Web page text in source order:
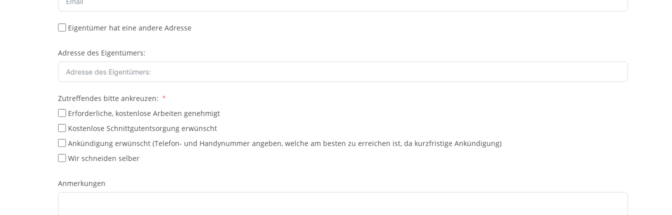
Eigentümer hat eine andere Adresse
Adresse des Eigentümers:
Zutreffendes bitte ankreuzen:
Erforderliche, kostenlose Arbeiten genehmigt
Kostenlose Schnittgutentsorgung erwünscht
Ankündigung erwünscht (Telefon- und Handynummer angeben, welche am besten zu erreichen ist, da kurzfristige Ankündigung)
Wir schneiden selber
Anmerkungen